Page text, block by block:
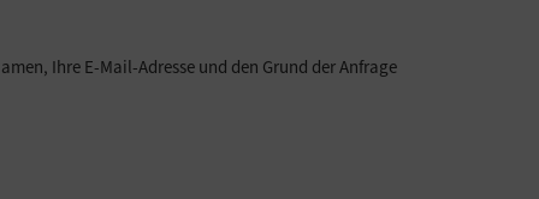
Ihre E-Mail-Adresse und den Grund der Anfrage